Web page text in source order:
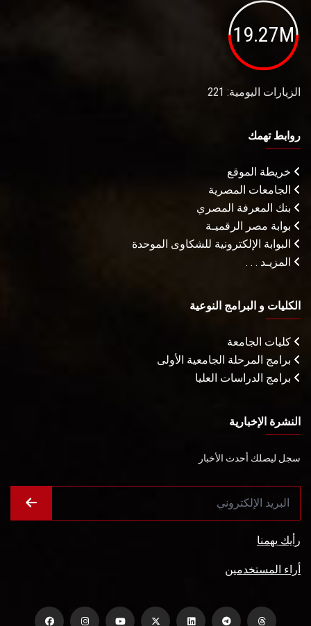
19.27M
الزيارات اليومية: 221
روابط تهمك
خريطة الموقع
الجامعات المصرية
بنك المعرفة المصري
بوابة مصر الرقميـة
البوابة الإلكترونية للشكاوى الموحدة
المزيـد . . .
الكليات و البرامج النوعية
كليات الجامعة
برامج المرحلة الجامعية الأولى
برامج الدراسات العليا
النشرة الإخبارية
سجل ليصلك أحدث الأخبار
رأيك يهمنا
أراء المستخدمين